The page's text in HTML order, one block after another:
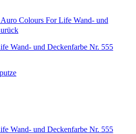
Auro Colours For Life Wand- und
Wand- und Deckenfarbe Nr. 555
Wand- und Deckenfarbe Nr. 555